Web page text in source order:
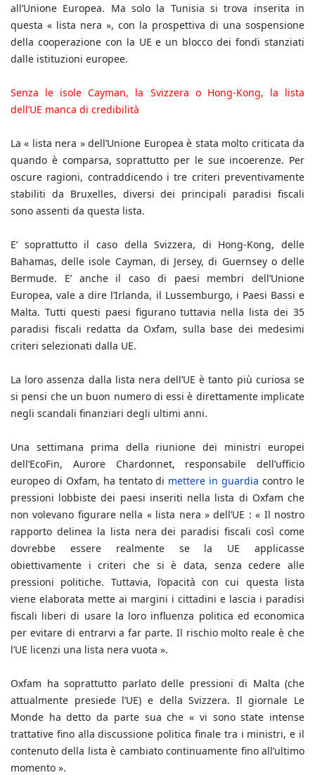
all’Unione Europea. Ma solo la Tunisia si trova inserita in
questa « lista nera », con la prospettiva di una sospensione
della cooperazione con la UE e un blocco dei fondi stanziati
dalle istituzioni europee.
Senza le isole Cayman, la Svizzera o Hong-Kong, la lista
dell’UE manca di credibilità
La « lista nera » dell’Unione Europea è stata molto criticata da
quando è comparsa, soprattutto per le sue incoerenze. Per
oscure ragioni, contraddicendo i tre criteri preventivamente
stabiliti da Bruxelles, diversi dei principali paradisi fiscali
sono assenti da questa lista.
E’ soprattutto il caso della Svizzera, di Hong-Kong, delle
Bahamas, delle isole Cayman, di Jersey, di Guernsey o delle
Bermude. E’ anche il caso di paesi membri dell’Unione
Europea, vale a dire l’Irlanda, il Lussemburgo, i Paesi Bassi e
Malta. Tutti questi paesi figurano tuttavia nella lista dei 35
paradisi fiscali redatta da Oxfam, sulla base dei medesimi
criteri selezionati dalla UE.
La loro assenza dalla lista nera dell’UE è tanto più curiosa se
si pensi che un buon numero di essi è direttamente implicate
negli scandali finanziari degli ultimi anni.
Una settimana prima della riunione dei ministri europei
dell’EcoFin, Aurore Chardonnet, responsabile dell’ufficio
europeo di Oxfam, ha tentato di mettere in guardiacontro le
pressioni lobbiste dei paesi inseriti nella lista di Oxfam che
non volevano figurare nella « lista nera » dell’UE : « Il nostro
rapporto delinea la lista nera dei paradisi fiscali così come
dovrebbe essere realmente se la UE applicasse
obiettivamente i criteri che si è data, senza cedere alle
pressioni politiche. Tuttavia, l’opacità con cui questa lista
viene elaborata mette ai margini i cittadini e lascia i paradisi
fiscali liberi di usare la loro influenza politica ed economica
per evitare di entrarvi a far parte. Il rischio molto reale è che
l’UE licenzi una lista nera vuota ».
Oxfam ha soprattutto parlato delle pressioni di Malta (che
attualmente presiede l’UE) e della Svizzera. Il giornale Le
Monde ha detto da parte sua che « vi sono state intense
trattative fino alla discussione politica finale tra i ministri, e il
contenuto della lista è cambiato continuamente fino all’ultimo
momento ».